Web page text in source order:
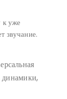
к уже
звучание.
динамики,